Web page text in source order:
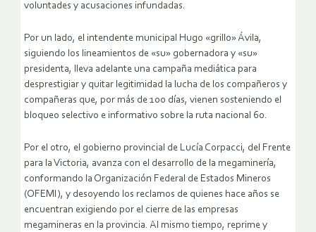
voluntades y acusaciones infundadas.
Por un lado, el intendente municipal Hugo «grillo» Ávila,
siguiendo los lineamientos de «su» gobernadora y «su»
presidenta, lleva adelante una campaña mediática para
desprestigiar y quitar legitimidad la lucha de los compañeros y
compañeras que, por más de 100 días, vienen sosteniendo el
bloqueo selectivo e informativo sobre la ruta nacional 60.
Por el otro, el gobierno provincial de Lucía Corpacci, del Frente
para la Victoria, avanza con el desarrollo de la megaminería,
conformando la Organización Federal de Estados Mineros
(OFEMI), y desoyendo los reclamos de quienes hace años se
encuentran exigiendo por el cierre de las empresas
megamineras en la provincia. Al mismo tiempo, reprime y